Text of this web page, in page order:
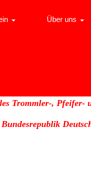
Über uns
Trommler-, Pfeifer-